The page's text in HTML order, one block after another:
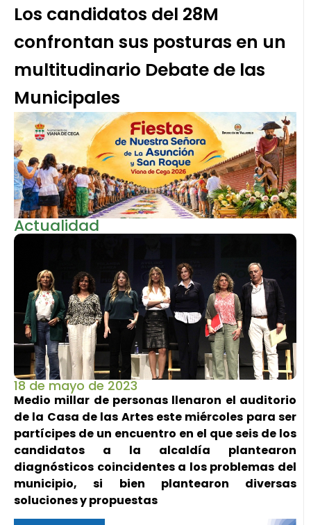
Los candidatos del 28M
confrontan sus posturas en un
multitudinario Debate de las
Municipales
Actualidad
18 de mayo de 2023
Medio millar de personas llenaron el auditorio
de la Casa de las Artes este miércoles para ser
partícipes de un encuentro en el que seis de los
candidatos a la alcaldía plantearon
diagnósticos coincidentes a los problemas del
municipio, si bien plantearon diversas
soluciones y propuestas